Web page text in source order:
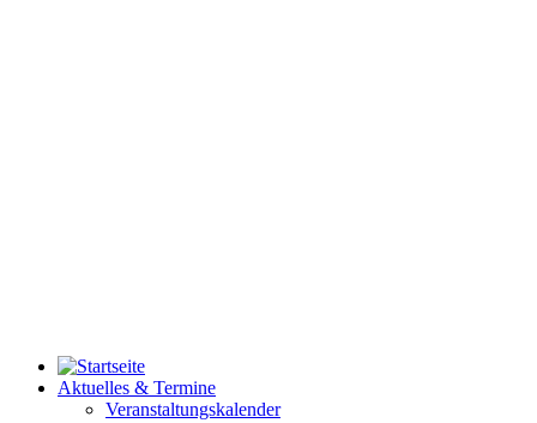
Aktuelles & Termine
Veranstaltungskalender